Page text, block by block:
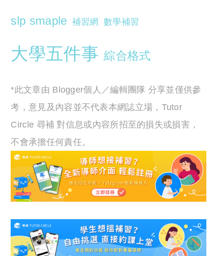
slp smaple 補習網 數學補習
大學五件事 綜合格式
*此文章由 Blogger個人／編輯團隊 分享並僅供參
考，意見及內容並不代表本網誌立場，Tutor
Circle 尋補 對信息或內容所招至的損失或損害，
不會承擔任何責任。